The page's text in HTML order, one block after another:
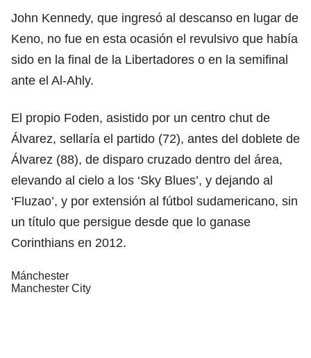
John Kennedy, que ingresó al descanso en lugar de
Keno, no fue en esta ocasión el revulsivo que había
sido en la final de la Libertadores o en la semifinal
ante el Al-Ahly.
El propio Foden, asistido por un centro chut de
Álvarez, sellaría el partido (72), antes del doblete de
Álvarez (88), de disparo cruzado dentro del área,
elevando al cielo a los ‘Sky Blues’, y dejando al
‘Fluzao’, y por extensión al fútbol sudamericano, sin
un título que persigue desde que lo ganase
Corinthians en 2012.
Mánchester
Manchester City